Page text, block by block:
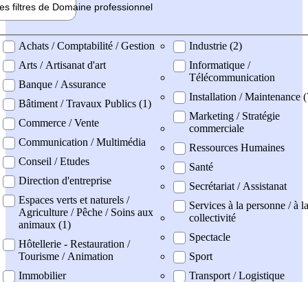
filtres de Domaine professionnel
professionel
Achats / Comptabilité / Gestion
Arts / Artisanat d'art
Banque / Assurance
Bâtiment / Travaux Publics (1)
Commerce / Vente
Communication / Multimédia
Conseil / Etudes
Direction d'entreprise
Espaces verts et naturels /
Agriculture / Pêche / Soins aux
animaux (1)
Hôtellerie - Restauration /
Tourisme / Animation
Immobilier
Industrie (2)
Informatique /
Télécommunication
Installation / Maintenance
Marketing / Stratégie
commerciale
Ressources Humaines
Santé
Secrétariat / Assistanat
Services à la personne / à la
collectivité
Spectacle
Sport
Transport / Logistique